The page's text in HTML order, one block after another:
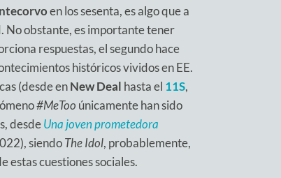
en los sesenta, es algo que a
No obstante, es importante tener
respuestas, el segundo hace
históricos vividos en EE.
(desde enNew Deal hasta el 11S,
#MeToo únicamente han sido
desdeUna joven prometedora
siendoThe Idol, probablemente,
cuestiones sociales.